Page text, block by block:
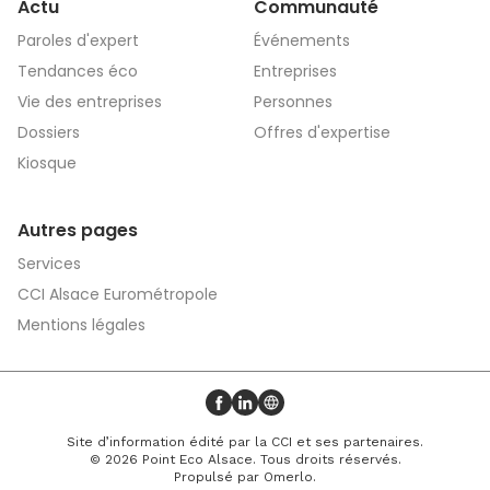
Actu
Paroles d'expert
Tendances éco
Vie des entreprises
Dossiers
Kiosque
Communauté
Événements
Entreprises
Personnes
Offres d'expertise
Autres pages
Services
CCI Alsace Eurométropole
Mentions légales
Profil Facebook
Profil LinkedIn
Site web
Site d’information édité par la CCI et ses partenaires.
© 2026 Point Eco Alsace. Tous droits réservés.
Propulsé par Omerlo.